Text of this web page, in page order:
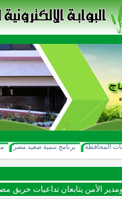
المحافظة برنامج تنمية صعيد مصر
الأمن يتابعان تداعيات حريق